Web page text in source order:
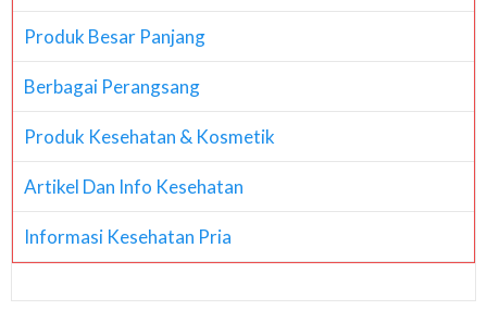
Produk Besar Panjang
Berbagai Perangsang
Produk Kesehatan & Kosmetik
Artikel Dan Info Kesehatan
Informasi Kesehatan Pria